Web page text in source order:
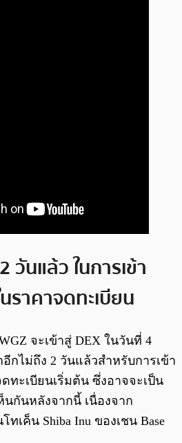
วันแล้ว ในการเข้า
ราคาจดทะเบียน
จะเข้าสู่ DEX ในวันที่ 4
กไม่ถึง 2 วันแล้วสำหรับการเข้า
ทะเบียนเริ่มต้น ซึ่งอาจจะเป็น
กันหลังจากนี้ เนื่องจาก
ทเค็น Shiba Inu ของเชน Base